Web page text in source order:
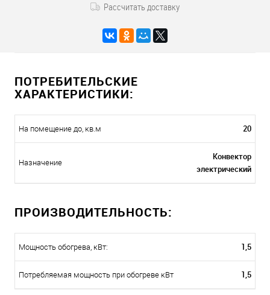
Рассчитать доставку
ПОТРЕБИТЕЛЬСКИЕ
ХАРАКТЕРИСТИКИ:
На помещение до, кв.м 20
Назначение
Конвектор
электрический
ПРОИЗВОДИТЕЛЬНОСТЬ:
Мощность обогрева, кВт: 1,5
Потребляемая мощность при обогреве кВт 1,5